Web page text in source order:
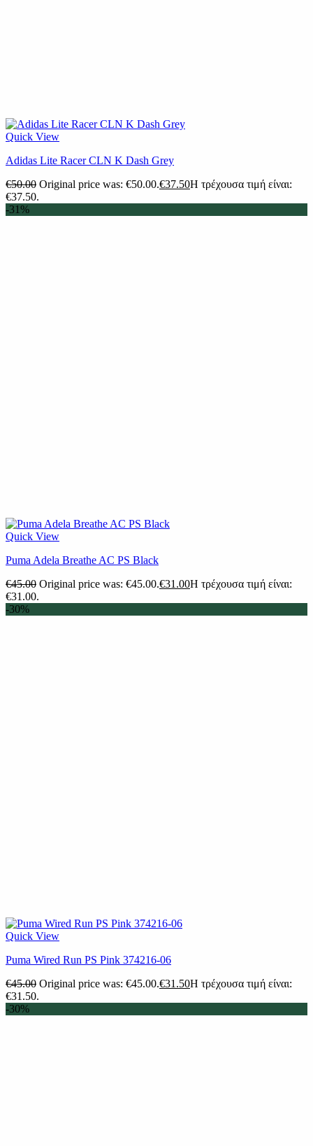
Quick View
Adidas Lite Racer CLN K Dash Grey
€50.00 Original price was: €50.00.€37.50Η τρέχουσα τιμή είναι:
€37.50.
-31%
Quick View
Puma Adela Breathe AC PS Black
€45.00 Original price was: €45.00.€31.00Η τρέχουσα τιμή είναι:
€31.00.
-30%
Quick View
Puma Wired Run PS Pink 374216-06
€45.00 Original price was: €45.00.€31.50Η τρέχουσα τιμή είναι:
€31.50.
-30%